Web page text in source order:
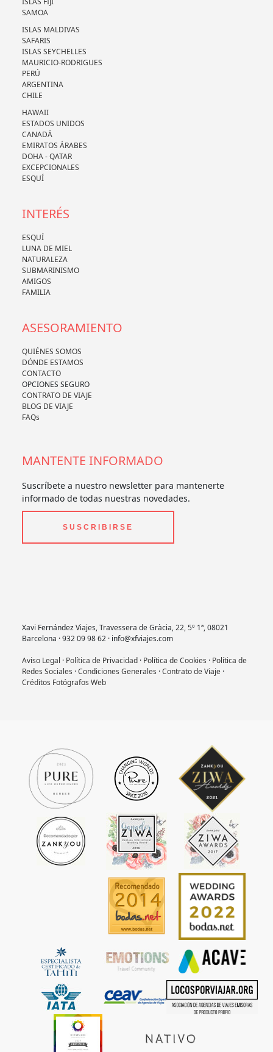
SAMOA
ISLAS MALDIVAS
SAFARIS
ISLAS SEYCHELLES
MAURICIO-RODRIGUES
PERÚ
ARGENTINA
CHILE
HAWAII
ESTADOS UNIDOS
CANADÁ
EMIRATOS ÁRABES
DOHA - QATAR
EXCEPCIONALES
ESQUÍ
INTERÉS
ESQUÍ
LUNA DE MIEL
NATURALEZA
SUBMARINISMO
AMIGOS
FAMILIA
ASESORAMIENTO
QUIÉNES SOMOS
DÓNDE ESTAMOS
CONTACTO
OPCIONES SEGURO
CONTRATO DE VIAJE
BLOG DE VIAJE
FAQs
MANTENTE INFORMADO
Suscríbete a nuestro newsletter para mantenerte
informado de todas nuestras novedades.
SUSCRIBIRSE
Xavi Fernández Viajes, Travessera de Gràcia, 22, 5º 1ª, 08021
Barcelona · 932 09 98 62 · info@xfviajes.com
Aviso Legal · Política de Privacidad· Política de Cookies · Política de
Redes Sociales ·Condiciones Generales ·Contrato de Viaje·
Créditos Fotógrafos Web